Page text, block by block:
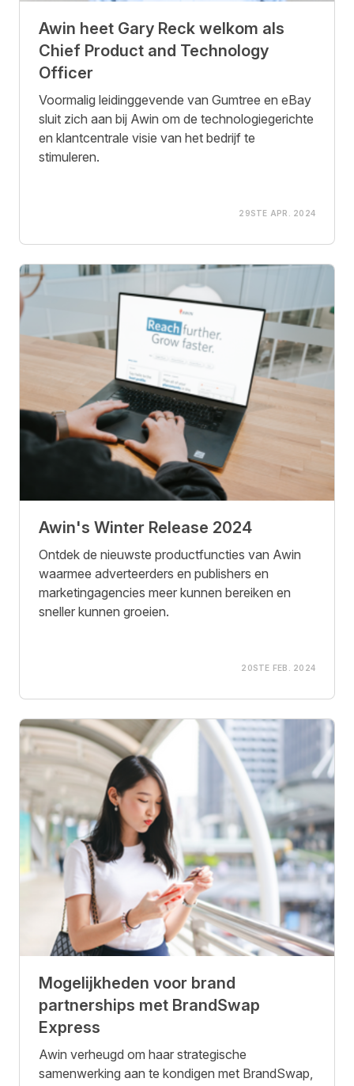
Awin heet Gary Reck welkom als
Chief Product and Technology
Officer
Voormalig leidinggevende van Gumtree en eBay
sluit zich aan bij Awin om de technologiegerichte
en klantcentrale visie van het bedrijf te
stimuleren.
29STE APR. 2024
Awin's Winter Release 2024
Ontdek de nieuwste productfuncties van Awin
waarmee adverteerders en publishers en
marketingagencies meer kunnen bereiken en
sneller kunnen groeien.
20STE FEB. 2024
Mogelijkheden voor brand
partnerships met BrandSwap
Express
Awin verheugd om haar strategische
samenwerking aan te kondigen met BrandSwap,